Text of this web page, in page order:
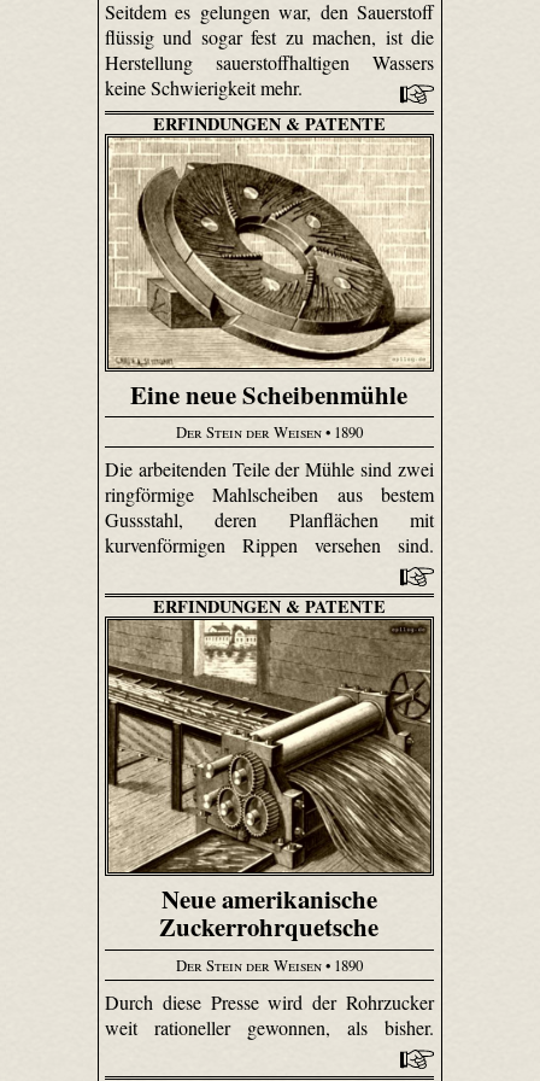
Seitdem es gelungen war, den Sauerstoff
flüssig und sogar fest zu machen, ist die
Herstellung sauerstoffhaltigen Wassers
keine Schwierigkeit mehr.
ERFINDUNGEN & PATENTE
Eine neue Scheibenmühle
Der Stein der Weisen• 1890
Die arbeitenden Teile der Mühle sind zwei
ringförmige Mahl­scheiben aus bestem
Gussstahl, deren Plan­flächen mit
kurvenförmigen Rippen versehen sind.
ERFINDUNGEN & PATENTE
Neue amerikanische
Zuckerrohrquetsche
Der Stein der Weisen• 1890
Durch diese Presse wird der Rohrzucker
weit rationeller gewonnen, als bisher.